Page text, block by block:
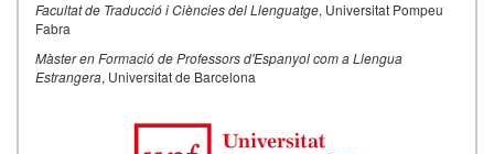
Facultat de Traducció i Ciències del Llenguatge, Universitat Pompeu
Fabra
Màster en Formació de Professors d'Espanyol com a Llengua
Estrangera, Universitat de Barcelona